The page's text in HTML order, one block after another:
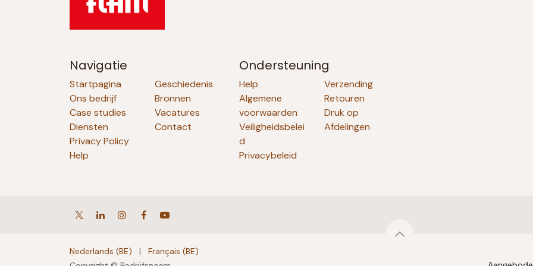
Navigatie
Startpagina
Ons bedrijf
Case studies
Diensten
Privacy Policy
Help
Geschiedenis
Bronnen
Vacatures
Contact
Ondersteuning
Help
Algemene
voorwaarden
Veiligheidsbelei
d
Privacybeleid
Verzending
Retouren
Druk op
Afdelingen
Nederlands (BE) |
Français (BE)